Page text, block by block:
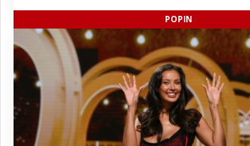
POPIN